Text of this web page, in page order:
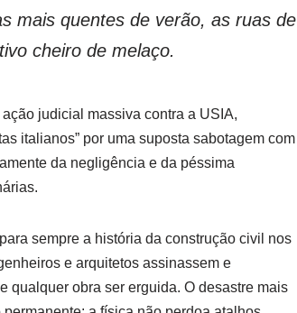
mais quentes de verão, as ruas de
cheiro de melaço.
judicial massiva contra a USIA,
italianos” por uma suposta sabotagem com
da negligência e da péssima
sempre a história da construção civil nos
e arquitetos assinassem e
qualquer obra ser erguida. O desastre mais